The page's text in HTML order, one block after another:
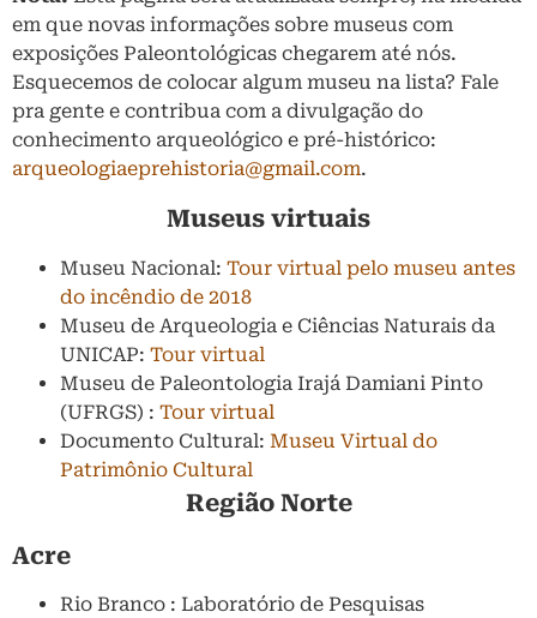
em que novas informações sobre museus com
exposições Paleontológicas chegarem até nós.
Esquecemos de colocar algum museu na lista? Fale
pra gente e contribua com a divulgação do
conhecimento arqueológico e pré-histórico:
arqueologiaeprehistoria@gmail.com.
Museus virtuais
Museu Nacional: Tour virtual pelo museu antes
do incêndio de 2018
Museu de Arqueologia e Ciências Naturais da
UNICAP: Tour virtual
Museu de Paleontologia Irajá Damiani Pinto
(UFRGS) : Tour virtual
Documento Cultural: Museu Virtual do
Patrimônio Cultural
Região Norte
Acre
Rio Branco : Laboratório de Pesquisas